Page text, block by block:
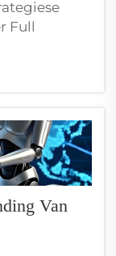
Full
en
koste-
meer as 15
Van